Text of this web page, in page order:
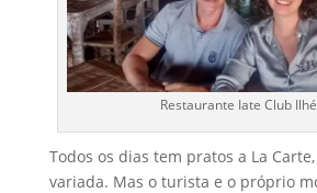
Restaurante Iate Club
Todos os dias tem pratos a La
variada. Mas o turista e o próprio